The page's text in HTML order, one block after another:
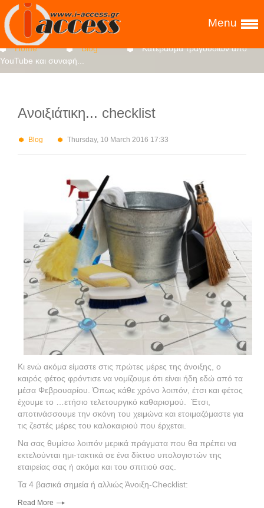
Menu
Home Blog
Κατέβασμα τραγουδιών από
YouTube και συναφή...
Ανοιξιάτικη... checklist
Blog Thursday, 10 March 2016 17:33
Κι ενώ ακόμα είμαστε στις πρώτες μέρες της άνοιξης, ο
καιρός φέτος φρόντισε να νομίζουμε ότι είναι ήδη εδώ από τα
μέσα Φεβρουαρίου. Όπως κάθε χρόνο λοιπόν, έτσι και φέτος
έχουμε το …ετήσιο τελετουργικό καθαρισμού. Έτσι,
αποτινάσσουμε την σκόνη του χειμώνα και ετοιμαζόμαστε για
τις ζεστές μέρες του καλοκαιριού που έρχεται.
Να σας θυμίσω λοιπόν μερικά πράγματα που θα πρέπει να
εκτελούνται ημι-τακτικά σε ένα δίκτυο υπολογιστών της
εταιρείας σας ή ακόμα και του σπιτιού σας.
Τα 4 βασικά σημεία ή αλλιώς Άνοιξη-Checklist:
Read More